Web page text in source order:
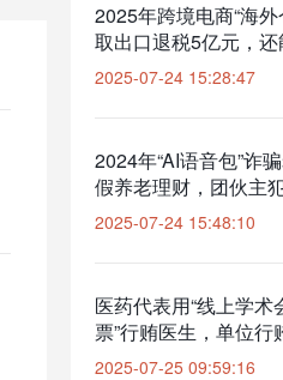
2025年跨境电商“海
取出口退税5亿元，
诉？
2025-07-24 15:28:47
2024年“AI语音包”诈
假养老理财，团伙主
2025-07-24 15:48:10
医药代表用“线上学术
票”行贿医生，单位行
准？
2025-07-25 09:59:16